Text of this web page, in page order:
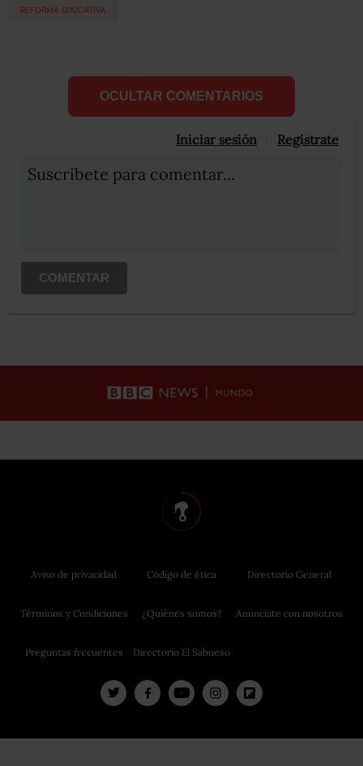
REFORMA EDUCATIVA
OCULTAR COMENTARIOS
Iniciar sesión Registrate
Suscribete para comentar...
COMENTAR
Aviso de privacidad
Términos y Condiciones
Preguntas frecuentes
Código de ética
¿Quiénes somos?
Directorio El Sabueso
Directorio General
Anúnciate con nosotros